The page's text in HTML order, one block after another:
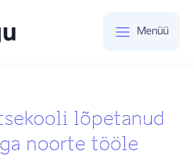
Menüü
lõpetanud
noorte tööle